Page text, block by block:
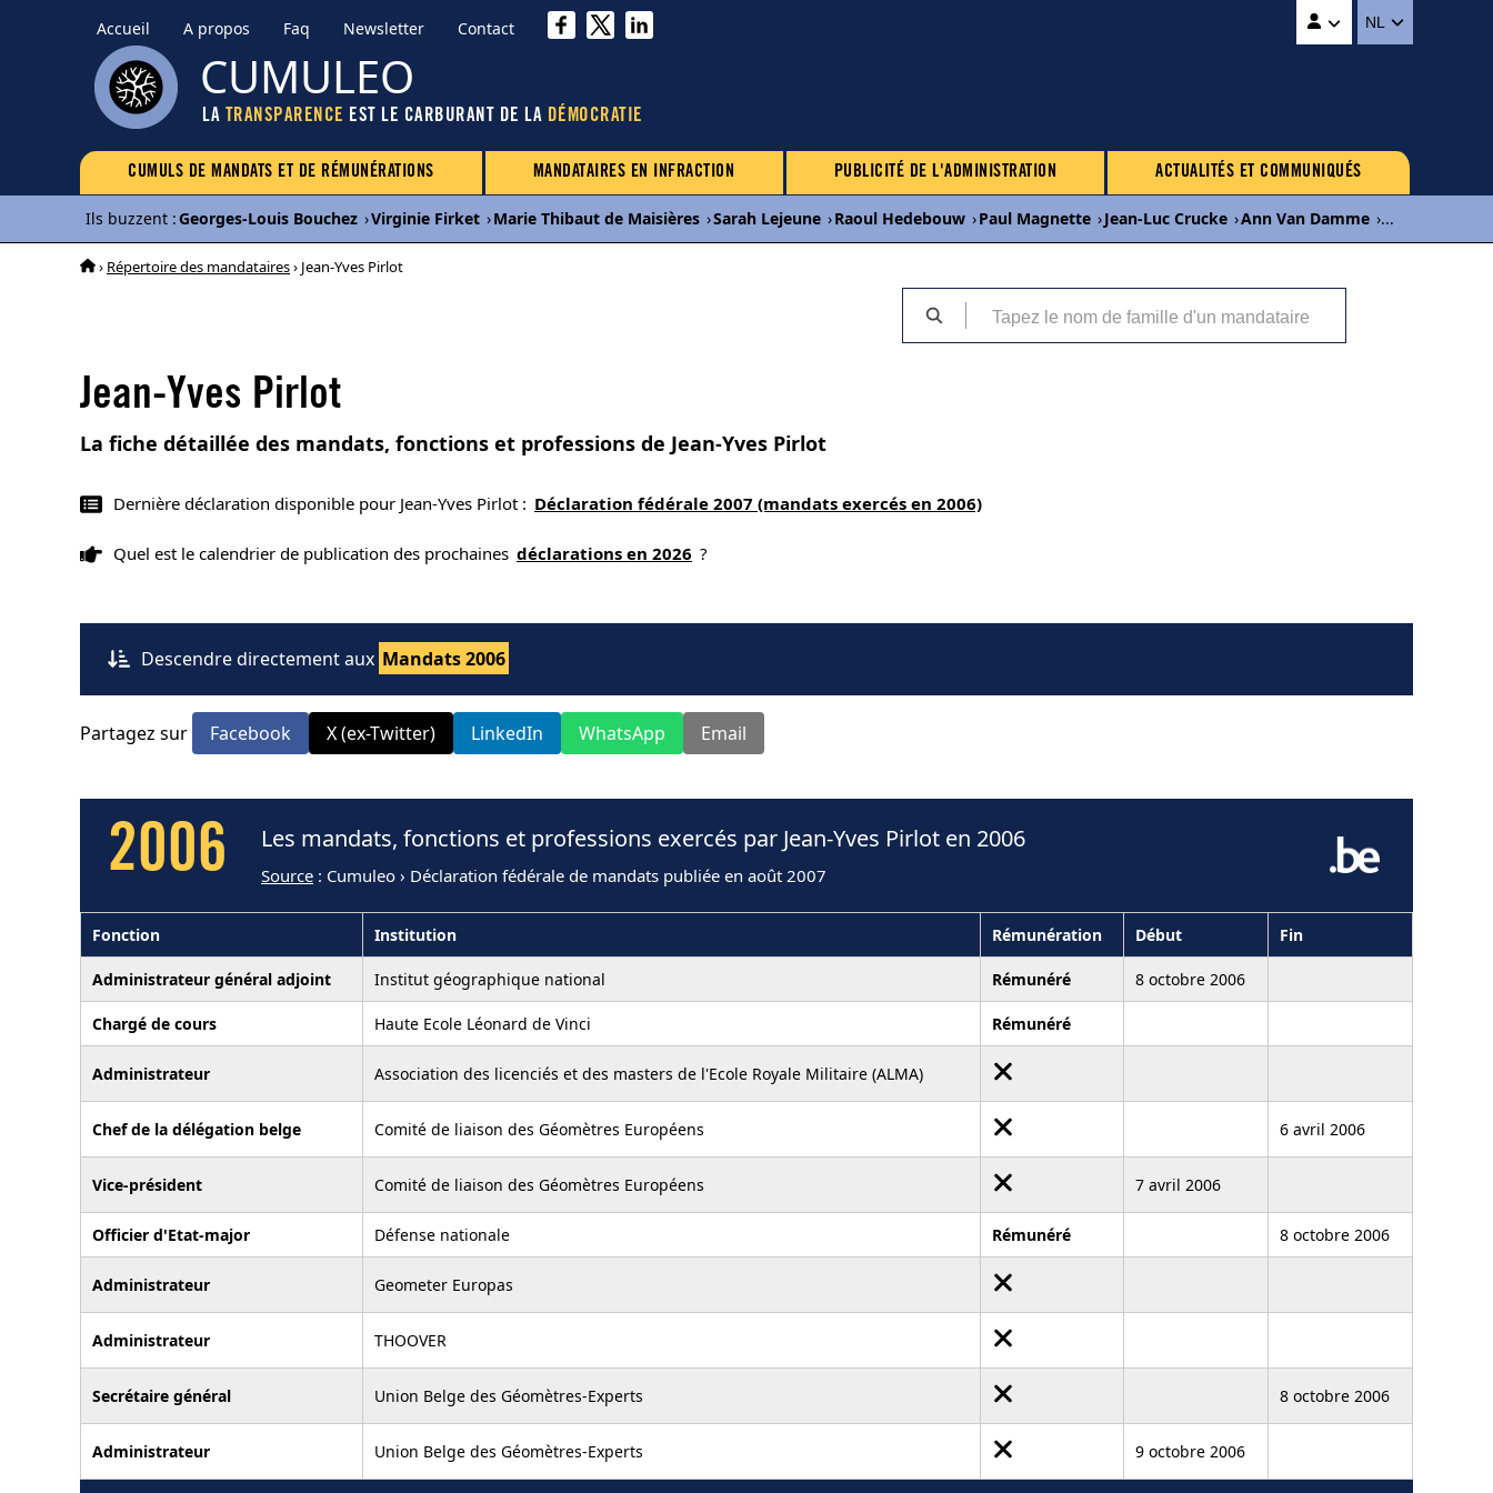
Accueil A propos Faq Newsletter Contact NL
CUMULEO
LA TRANSPARENCE EST LE CARBURANT DE LA DÉMOCRATIE
CUMULS DE MANDATS ET DE RÉMUNÉRATIONS MANDATAIRES EN INFRACTION PUBLICITÉ DE L'ADMINISTRATION ACTUALITÉS ET COMMUNIQUÉS
Ils buzzent :Georges-Louis Bouchez ›Virginie Firket ›Marie Thibaut de Maisières ›Sarah Lejeune ›Raoul Hedebouw ›Paul Magnette ›Jean-Luc Crucke ›Ann Van Damme ›...
› Répertoire des mandataires› Jean-Yves Pirlot
Jean-Yves Pirlot
La fiche détaillée des mandats, fonctions et professions de Jean-Yves Pirlot
Dernière déclaration disponible pour Jean-Yves Pirlot : Déclaration fédérale 2007 (mandats exercés en 2006)
Quel est le calendrier de publication des prochaines déclarations en 2026 ?
Descendre directement aux Mandats 2006
Partagez sur Facebook X (ex-Twitter) LinkedIn WhatsApp Email
2006 Les mandats, fonctions et professions exercés par Jean-Yves Pirlot en 2006
Source : Cumuleo › Déclaration fédérale de mandats publiée en août 2007
Fonction Institution Rémunération Début Fin
Administrateur général adjoint Institut géographique national Rémunéré 8 octobre 2006
Chargé de cours Haute Ecole Léonard de Vinci Rémunéré
Administrateur Association des licenciés et des masters de l'Ecole Royale Militaire (ALMA)
Chef de la délégation belge Comité de liaison des Géomètres Européens 6 avril 2006
Vice-président Comité de liaison des Géomètres Européens 7 avril 2006
Officier d'Etat-major Défense nationale Rémunéré 8 octobre 2006
Administrateur Geometer Europas
Administrateur THOOVER
Secrétaire général Union Belge des Géomètres-Experts 8 octobre 2006
Administrateur Union Belge des Géomètres-Experts 9 octobre 2006